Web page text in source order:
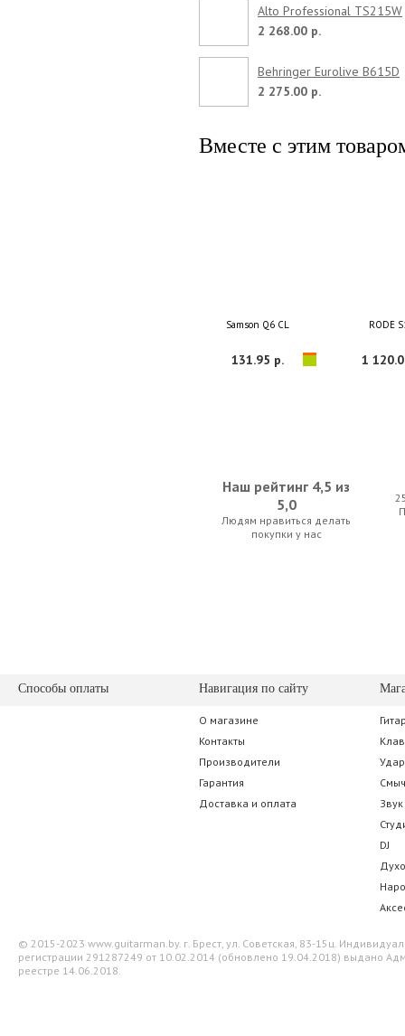
Alto Professional TS215W
2 268.00 р.
Behringer Eurolive B615D
2 275.00 р.
Вместе с этим
Samson Q6 CL
131.95 р.
RODE
1
AKG DMSTetrad Performer Set (EU)
227.50 р. 2
Наш рейтинг 4,5 из
5,0
Людям нравиться делать
покупки у нас
Способы оплаты Навигация по сайту
О магазине
Контакты
Производители
Гарантия
Доставка и оплата
Звук
DJ
© 2015-2023 www.guitarman.by. г. Брест, ул. Советская, 83-15ц.
регистрации 291287249 от 10.02.2014 (обновлено 19.04.2018) выдано
реестре 14.06.2018.